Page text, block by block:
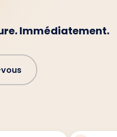
Immédiatement.